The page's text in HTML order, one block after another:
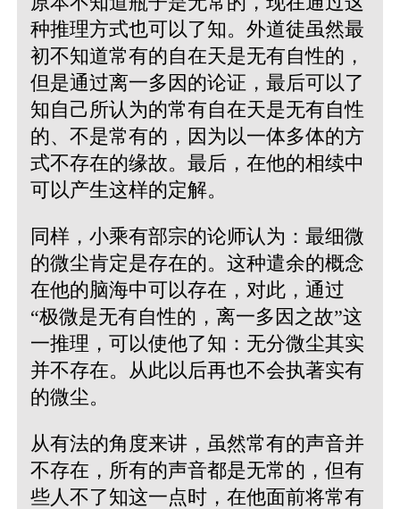
种推理方式也可以了知。外道徒虽然最
初不知道常有的自在天是无有自性的，
但是通过离一多因的论证，最后可以了
知自己所认为的常有自在天是无有自性
的、不是常有的，因为以一体多体的方
式不存在的缘故。最后，在他的相续中
可以产生这样的定解。
同样，小乘有部宗的论师认为：最细微
的微尘肯定是存在的。这种遣余的概念
在他的脑海中可以存在，对此，通过
“极微是无有自性的，离一多因之故”这
一推理，可以使他了知：无分微尘其实
并不存在。从此以后再也不会执著实有
的微尘。
从有法的角度来讲，虽然常有的声音并
不存在，所有的声音都是无常的，但有
些人不了知这一点时，在他面前将常有